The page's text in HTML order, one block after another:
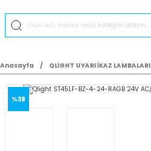
Anasayfa QLİGHT UYARI İKAZ LAMBALARI
%38